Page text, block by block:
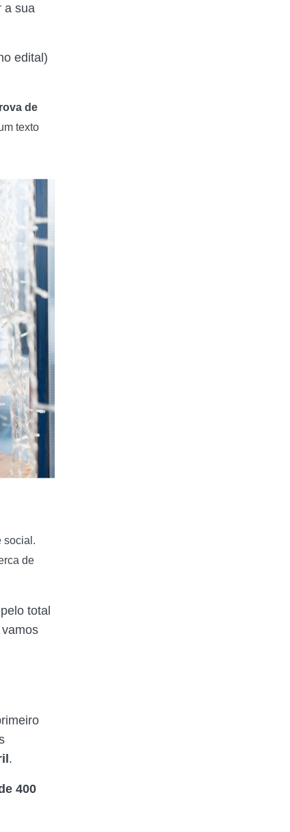
a sua
edital)
de
texto
social.
de
total
.
400